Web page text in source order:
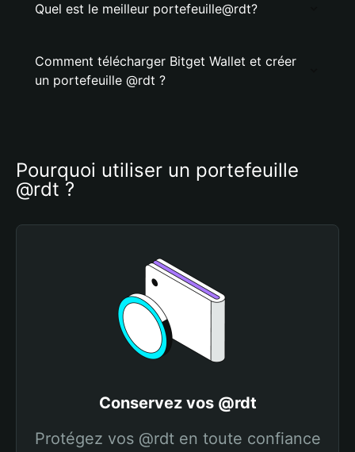
Quel est le meilleur portefeuille@rdt?
Comment télécharger Bitget Wallet et créer
un portefeuille @rdt ?
Pourquoi utiliser un portefeuille
@rdt ?
Conservez vos @rdt
Protégez vos @rdt en toute confiance